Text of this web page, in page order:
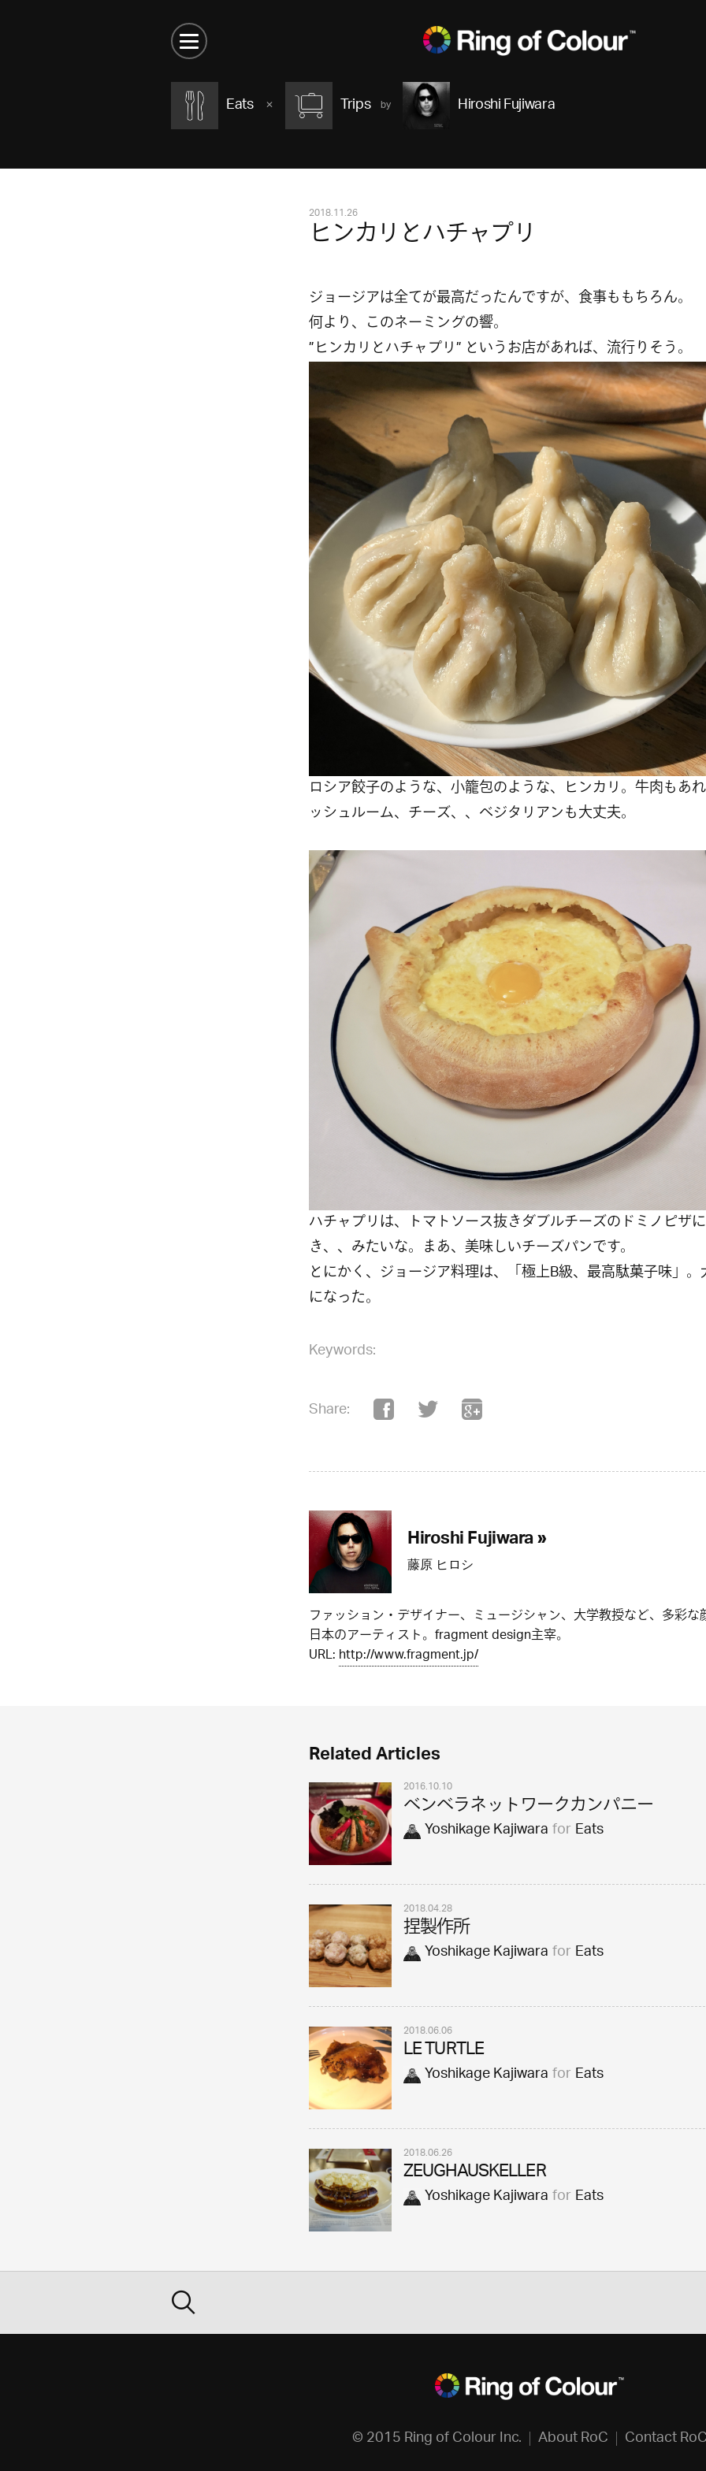
Eats Trips Hiroshi Fujiwara
2018.11.26
ヒンカリとハチャプリ
ジョージアは全てが最高だったんですが、食事ももちろん。
何より、このネーミングの響。
”ヒンカリとハチャプリ” というお店があれば、流行りそう。
ロシア餃子のような、小籠包のような、ヒンカリ。牛肉もあ
ッシュルーム、チーズ、、ベジタリアンも大丈夫。
ハチャプリは、トマトソース抜きダブルチーズのドミノピザ
き、、みたいな。まあ、美味しいチーズパンです。
とにかく、ジョージア料理は、「極上B級、最高駄菓子味」
になった。
Keywords:
Share:
Hiroshi Fujiwara »
藤原 ヒロシ
ファッション・デザイナー、ミュージシャン、大学教授など、多彩な
日本のアーティスト。fragment design主宰。
URL:http://www.fragment.jp/
Related Articles
2016.10.10
ベンベラネットワークカンパニー
Yoshikage KajiwaraforEats
2018.04.28
捏製作所
Yoshikage KajiwaraforEats
2018.06.06
LE TURTLE
Yoshikage KajiwaraforEats
2018.06.26
ZEUGHAUSKELLER
Yoshikage KajiwaraforEats
© 2015 Ring of Colour Inc. About RoC Contact